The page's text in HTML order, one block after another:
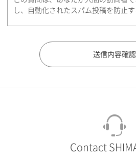
都道府県（勤務先）
し、自動化されたスパム投稿を防止す
Contact